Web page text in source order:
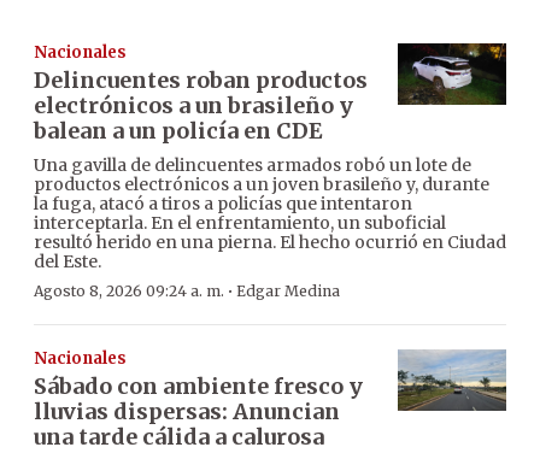
Nacionales
Delincuentes roban productos
electrónicos a un brasileño y
balean a un policía en CDE
Una gavilla de delincuentes armados robó un lote de
productos electrónicos a un joven brasileño y, durante
la fuga, atacó a tiros a policías que intentaron
interceptarla. En el enfrentamiento, un suboficial
resultó herido en una pierna. El hecho ocurrió en Ciudad
del Este.
Agosto 8, 2026 09:24 a. m. · Edgar Medina
Nacionales
Sábado con ambiente fresco y
lluvias dispersas: Anuncian
una tarde cálida a calurosa